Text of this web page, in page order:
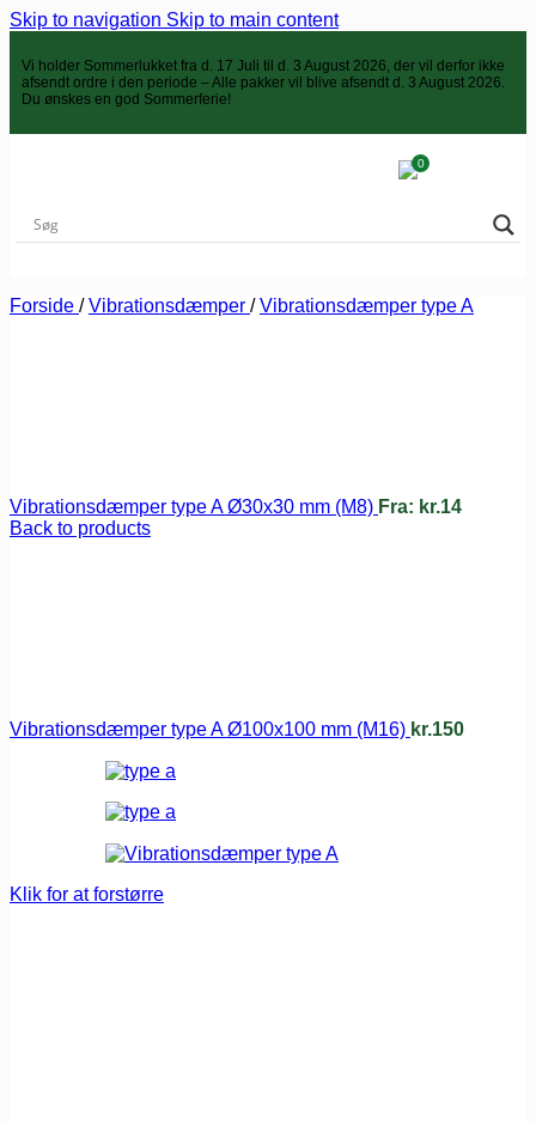
Skip to navigation Skip to main content
Vi holder Sommerlukket fra d. 17 Juli til d. 3 August 2026, der vil derfor ikke
afsendt ordre i den periode – Alle pakker vil blive afsendt d. 3 August 2026.
Du ønskes en god Sommerferie!
0
Forside / Vibrationsdæmper / Vibrationsdæmper type A
Vibrationsdæmper type A Ø30x30 mm (M8) Fra: kr.14
Back to products
Vibrationsdæmper type A Ø100x100 mm (M16) kr.150
Klik for at forstørre